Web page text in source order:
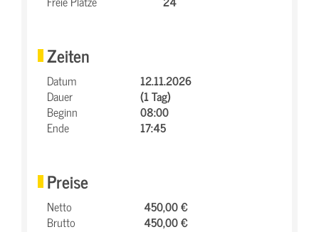
Zeiten
Datum
12.11.2026
Dauer
(1 Tag)
Beginn
08:00
Ende
17:45
Preise
Netto
450,00 €
Brutto
450,00 €